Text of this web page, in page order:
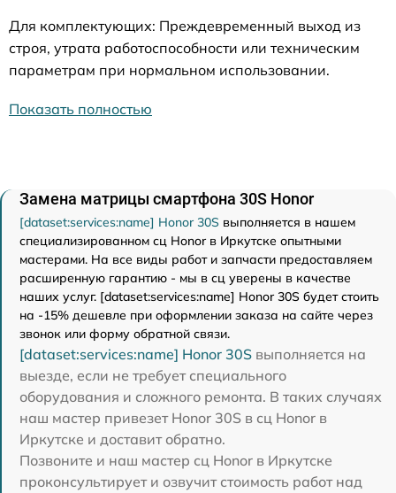
Для комплектующих: Преждевременный выход из
строя, утрата работоспособности или техническим
параметрам при нормальном использовании.
Показать полностью
Замена матрицы смартфона 30S Honor
[dataset:services:name] Honor 30S выполняется в нашем
специализированном сц Honor в Иркутске опытными
мастерами. На все виды работ и запчасти предоставляем
расширенную гарантию - мы в сц уверены в качестве
наших услуг. [dataset:services:name] Honor 30S будет стоить
на -15% дешевле при оформлении заказа на сайте через
звонок или форму обратной связи.
[dataset:services:name] Honor 30S выполняется на
выезде, если не требует специального
оборудования и сложного ремонта. В таких случаях
наш мастер привезет Honor 30S в сц Honor в
Иркутске и доставит обратно.
Позвоните и наш мастер сц Honor в Иркутске
проконсультирует и озвучит стоимость работ над